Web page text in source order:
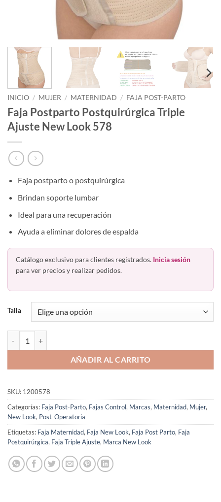
INICIO / MUJER / MATERNIDAD / FAJA POST-PARTO
Faja Postparto Postquirúrgica Triple
Ajuste New Look 578
Faja postparto o postquirúrgica
Brindan soporte lumbar
Ideal para una recuperación
Ayuda a eliminar dolores de espalda
Catálogo exclusivo para clientes registrados. Inicia sesión
para ver precios y realizar pedidos.
Talla
AÑADIR AL CARRITO
SKU: 1200578
Categorías: Faja Post-Parto, Fajas Control, Marcas, Maternidad, Mujer,
New Look, Post-Operatoria
Etiquetas: Faja Maternidad, Faja New Look, Faja Post Parto, Faja
Postquirúrgica, Faja Triple Ajuste, Marca New Look